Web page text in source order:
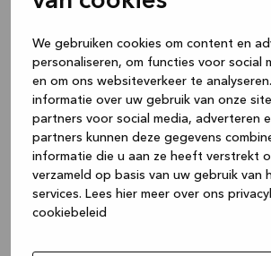
We gebruiken cookies om content en
personaliseren, om functies voor social
en om ons websiteverkeer te
informatie over uw gebruik van onze
partners voor social media, adverteren
partners kunnen deze gegevens
informatie die u aan ze heeft verstrekt
verzameld op basis van uw gebruik van
services. Lees hier meer over ons
cookiebeleid